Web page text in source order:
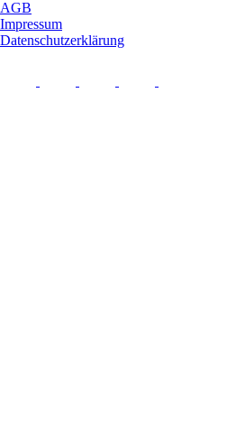
AGB
Impressum
Datenschutzerklärung